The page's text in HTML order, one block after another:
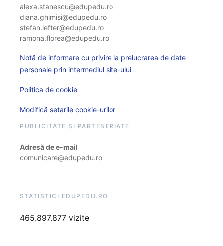
alexa.stanescu@edupedu.ro
diana.ghimisi@edupedu.ro
stefan.lefter@edupedu.ro
ramona.florea@edupedu.ro
Notă de informare cu privire la prelucrarea de date
personale prin intermediul site-ului
Politica de cookie
Modifică setarile cookie-urilor
PUBLICITATE ȘI PARTENERIATE
Adresă de e-mail
comunicare@edupedu.ro
STATISTICI EDUPEDU.RO
465.897.877 vizite